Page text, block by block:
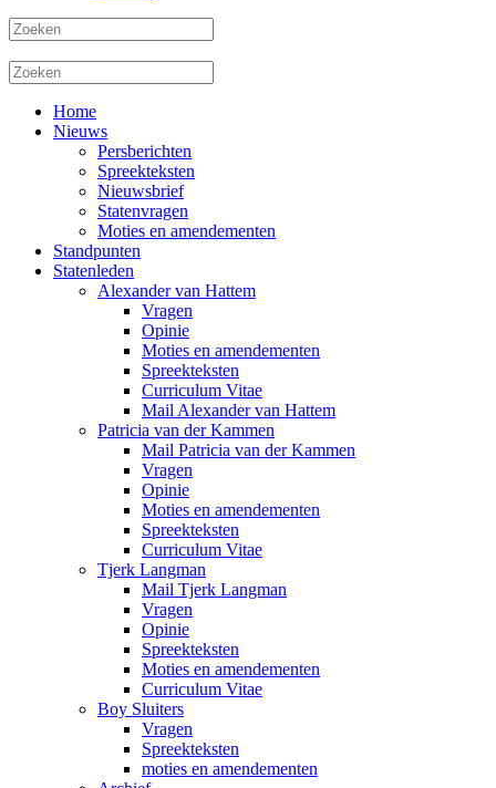
Home
Nieuws
Persberichten
Spreekteksten
Nieuwsbrief
Statenvragen
Moties en amendementen
Standpunten
Statenleden
Alexander van Hattem
Vragen
Opinie
Moties en amendementen
Spreekteksten
Curriculum Vitae
Mail Alexander van Hattem
Patricia van der Kammen
Mail Patricia van der Kammen
Vragen
Opinie
Moties en amendementen
Spreekteksten
Curriculum Vitae
Tjerk Langman
Mail Tjerk Langman
Vragen
Opinie
Spreekteksten
Moties en amendementen
Curriculum Vitae
Boy Sluiters
Vragen
Spreekteksten
moties en amendementen